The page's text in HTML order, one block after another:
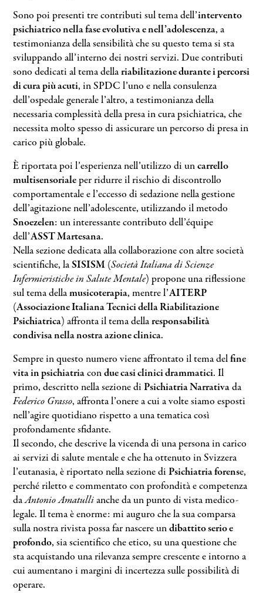
Sono poi presenti tre contributi sul tema dell’intervento
psichiatrico nella fase evolutiva e nell’adolescenza, a
testimonianza della sensibilità che su questo tema si sta
sviluppando all’interno dei nostri servizi. Due contributi
sono dedicati al tema dellariabilitazione durante i percorsi
di cura più acuti, in SPDC l’uno e nella consulenza
dell’ospedale generale l’altro, a testimonianza della
necessaria complessità della presa in cura psichiatrica, che
necessita molto spesso di assicurare un percorso di presa in
carico più globale.
È riportata poi l’esperienza nell’utilizzo di uncarrello
multisensorialeper ridurre il rischio di discontrollo
comportamentale e l’eccesso di sedazione nella gestione
dell’agitazione nell’adolescente, utilizzando il metodo
Snoezelen: un interessante contributo dell’équipe
dell’ASST Martesana.
Nella sezione dedicata alla collaborazione con altre società
scientifiche, laSISISM (Società Italiana di Scienze
Infermieristiche in Salute Mentale) propone una riflessione
sul tema dellamusicoterapia, mentre l’AITERP
(Associazione Italiana Tecnici della Riabilitazione
Psichiatrica) affronta il tema dellaresponsabilità
condivisa nella nostra azione clinica.
Sempre in questo numero viene affrontato il tema delfine
vita in psichiatriacondue casi clinici drammatici. Il
primo, descritto nella sezione diPsichiatria Narrativada
Federico Grasso, affronta l’onere a cui a volte siamo esposti
nell’agire quotidiano rispetto a una tematica così
profondamente sfidante.
Il secondo, che descrive la vicenda di una persona in carico
ai servizi di salute mentale e che ha ottenuto in Svizzera
l’eutanasia, è riportato nella sezione diPsichiatria forense,
perché riletto e commentato con profondità e competenza
daAntonio Amatullianche da un punto di vista medico-
legale. Il tema è enorme: mi auguro che la sua comparsa
sulla nostra rivista possa far nascere undibattito serio e
profondo, sia scientifico che etico, su una questione che
sta acquistando una rilevanza sempre crescente e intorno a
cui aumentano i margini di incertezza sulle possibilità di
operare.